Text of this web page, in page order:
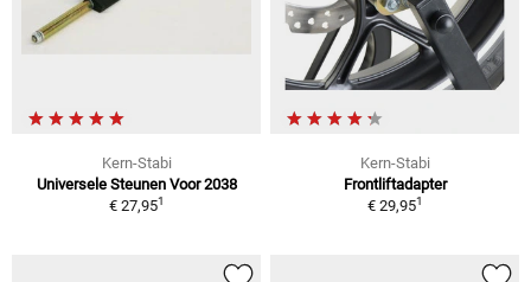
Kern-Stabi
Universele Steunen Voor 2038
€ 27,951
Kern-Stabi
Frontliftadapter
€ 29,951